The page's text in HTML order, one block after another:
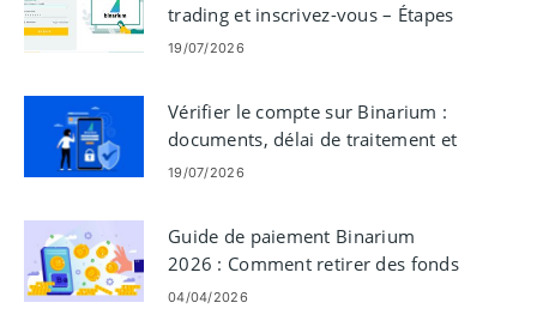
trading et inscrivez-vous – Étapes
et exigences
19/07/2026
Vérifier le compte sur Binarium :
documents, délai de traitement et
conseils
19/07/2026
Guide de paiement Binarium
2026 : Comment retirer des fonds
en toute sécurité
04/04/2026